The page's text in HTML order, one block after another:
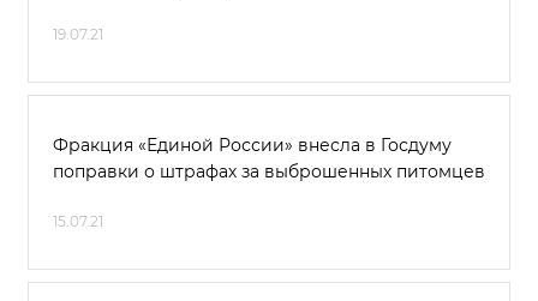
19.07.21
Фракция «Единой России» внесла в Госдуму
поправки о штрафах за выброшенных питомцев
15.07.21